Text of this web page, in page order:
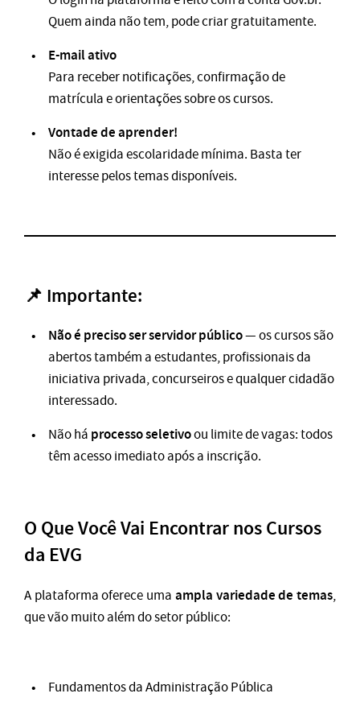
Quem ainda não tem, pode criar gratuitamente.
E-mail ativo
Para receber notificações, confirmação de
matrícula e orientações sobre os cursos.
Vontade de aprender!
Não é exigida escolaridade mínima. Basta ter
interesse pelos temas disponíveis.
📌 Importante:
Não é preciso ser servidor público— os cursos são
abertos também a estudantes, profissionais da
iniciativa privada, concurseiros e qualquer cidadão
interessado.
Não há processo seletivoou limite de vagas: todos
têm acesso imediato após a inscrição.
O Que Você Vai Encontrar nos Cursos
da EVG
A plataforma oferece uma ampla variedade de temas,
que vão muito além do setor público:
Fundamentos da Administração Pública